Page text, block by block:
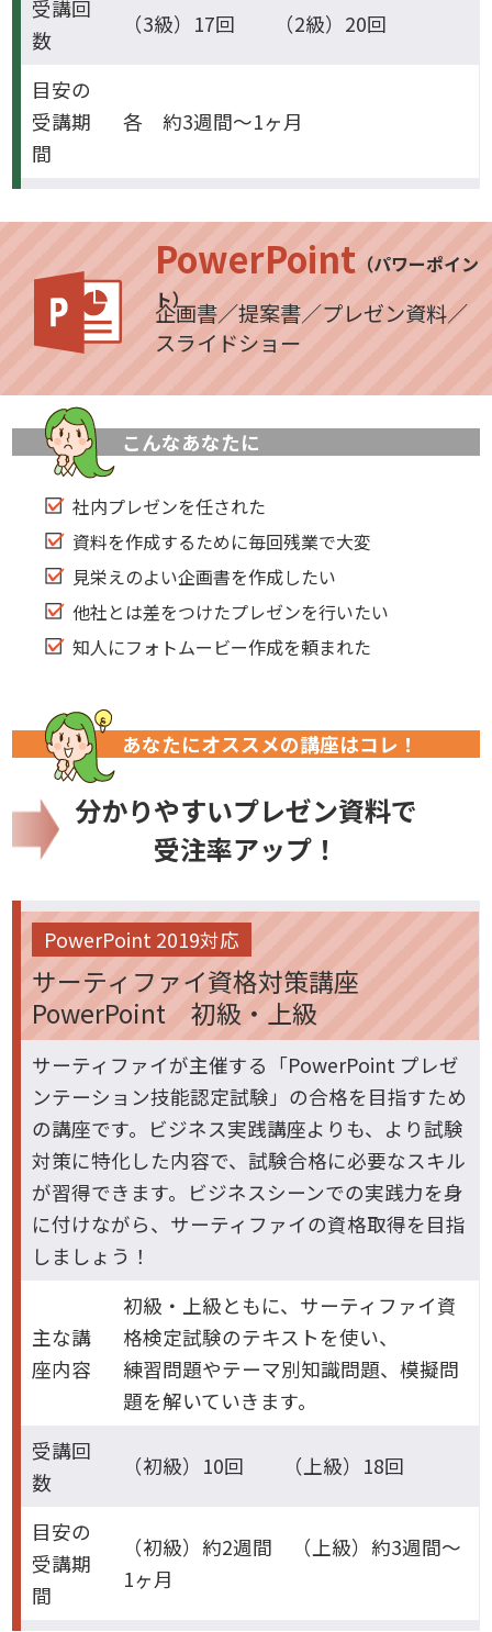
受講回
数
（3級）17回 （2級）20回
目安の
受講期
間
各 約3週間～1ヶ月
PowerPoint （パワーポイン
ト）
企画書／提案書／プレゼン資料／
スライドショー
こんなあなたに
社内プレゼンを任された
資料を作成するために毎回残業で大変
見栄えのよい企画書を作成したい
他社とは差をつけたプレゼンを行いたい
知人にフォトムービー作成を頼まれた
あなたにオススメの講座はコレ！
分かりやすいプレゼン資料で
受注率アップ！
PowerPoint 2019対応
サーティファイ資格対策講座
PowerPoint 初級・上級
サーティファイが主催する「PowerPoint プレゼ
ンテーション技能認定試験」の合格を目指すため
の講座です。ビジネス実践講座よりも、より試験
対策に特化した内容で、試験合格に必要なスキル
が習得できます。ビジネスシーンでの実践力を身
に付けながら、サーティファイの資格取得を目指
しましょう！
主な講
座内容
初級・上級ともに、サーティファイ資
格検定試験のテキストを使い、
練習問題やテーマ別知識問題、模擬問
題を解いていきます。
受講回
数
（初級）10回 （上級）18回
目安の
受講期
間
（初級）約2週間 （上級）約3週間～
1ヶ月